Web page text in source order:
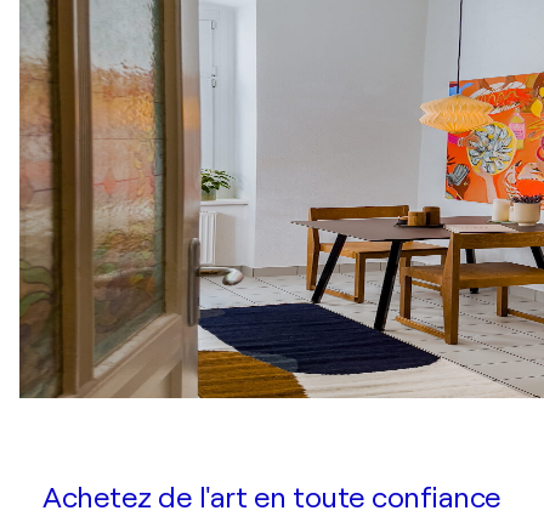
Achetez de l'art en toute confiance